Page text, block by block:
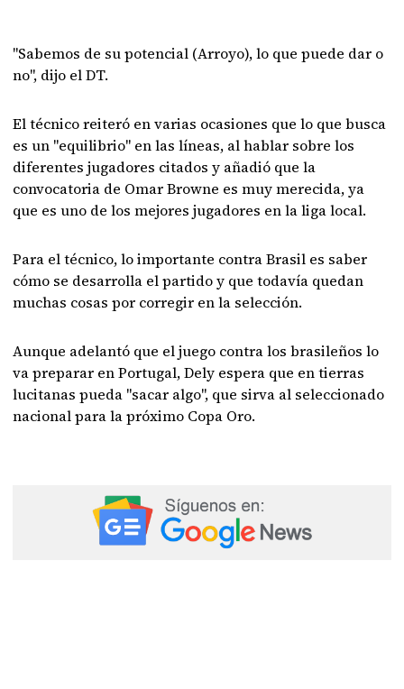
"Sabemos de su potencial (Arroyo), lo que puede dar o
no", dijo el DT.
El técnico reiteró en varias ocasiones que lo que busca
es un "equilibrio" en las líneas, al hablar sobre los
diferentes jugadores citados y añadió que la
convocatoria de Omar Browne es muy merecida, ya
que es uno de los mejores jugadores en la liga local.
Para el técnico, lo importante contra Brasil es saber
cómo se desarrolla el partido y que todavía quedan
muchas cosas por corregir en la selección.
Aunque adelantó que el juego contra los brasileños lo
va preparar en Portugal, Dely espera que en tierras
lucitanas pueda "sacar algo", que sirva al seleccionado
nacional para la próximo Copa Oro.